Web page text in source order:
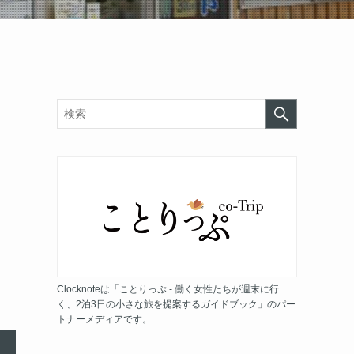
Clocknoteは「ことりっぷ - 働く女性たちが週末に行
く、2泊3日の小さな旅を提案するガイドブック」のパー
トナーメディアです。